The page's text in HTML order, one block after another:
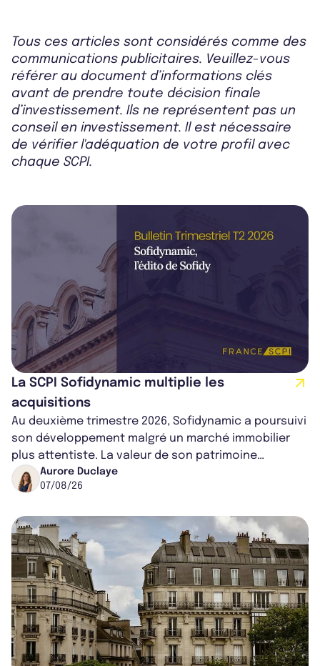
Tous ces articles sont considérés comme des
communications publicitaires. Veuillez-vous
référer au document d’informations clés
avant de prendre toute décision finale
d’investissement. Ils ne représentent pas un
conseil en investissement. Il est nécessaire
de vérifier l'adéquation de votre profil avec
chaque SCPI.
La SCPI Sofidynamic multiplie les
acquisitions
Au deuxième trimestre 2026, Sofidynamic a poursuivi
son développement malgré un marché immobilier
plus attentiste. La valeur de son patrimoine
progresse de 3,8% à périmètre constan...
Aurore Duclaye
07/08/26